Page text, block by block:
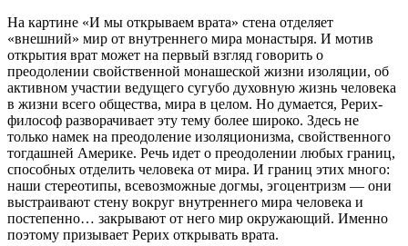
На картине «И мы открываем врата» стена отделяет
«внешний» мир от внутреннего мира монастыря. И мотив
открытия врат может на первый взгляд говорить о
преодолении свойственной монашеской жизни изоляции, об
активном участии ведущего сугубо духовную жизнь человека
в жизни всего общества, мира в целом. Но думается, Рерих-
философ разворачивает эту тему более широко. Здесь не
только намек на преодоление изоляционизма, свойственного
тогдашней Америке. Речь идет о преодолении любых границ,
способных отделить человека от мира. И границ этих много:
наши стереотипы, всевозможные догмы, эгоцентризм — они
выстраивают стену вокруг внутреннего мира человека и
постепенно… закрывают от него мир окружающий. Именно
поэтому призывает Рерих открывать врата.